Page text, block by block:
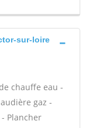
sur-loire
chauffe eau -
gaz -
Plancher